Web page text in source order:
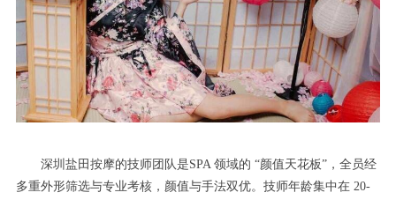
深圳盐田按摩的技师团队是SPA 领域的 “颜值天花板”，全员经
多重外形筛选与专业考核，颜值与手法双优。技师年龄集中在 20-